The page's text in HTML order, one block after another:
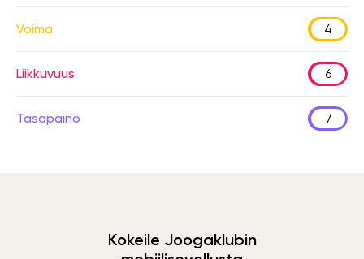
Voima 4
Liikkuvuus 6
Tasapaino 7
Kokeile Joogaklubin